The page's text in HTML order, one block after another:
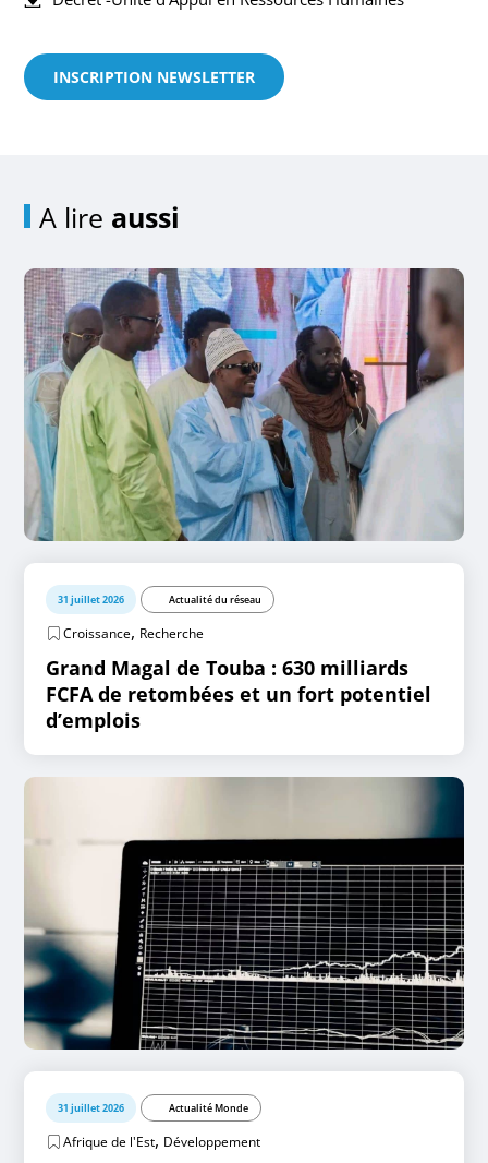
INSCRIPTION NEWSLETTER
A lire aussi
31 juillet 2026 Actualité du réseau
Croissance, Recherche
Grand Magal de Touba : 630 milliards
FCFA de retombées et un fort potentiel
d’emplois
31 juillet 2026 Actualité Monde
Afrique de l'Est, Développement